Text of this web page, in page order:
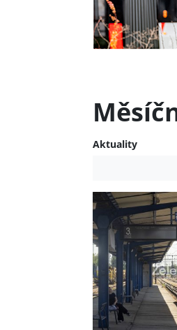
Aktuality